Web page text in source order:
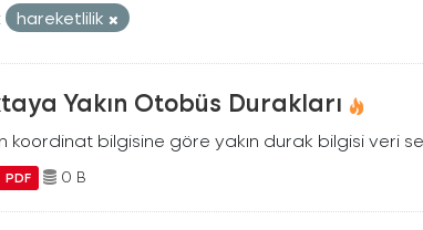
hareketlilik
Yakın Otobüs Durakları
koordinat bilgisine göre yakın durak bilgisi veri
PDF 0 B